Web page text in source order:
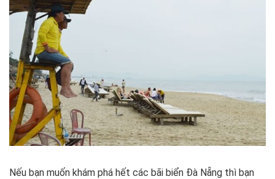
Nếu bạn muốn khám phá hết các bãi biển Đà Nẵng thì bạn